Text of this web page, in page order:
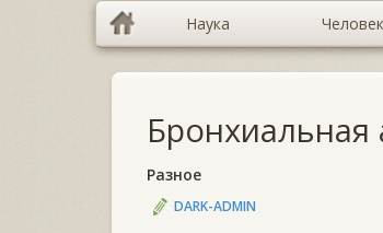
Наука Человек
Бронхиальная
Разное
DARK-ADMIN